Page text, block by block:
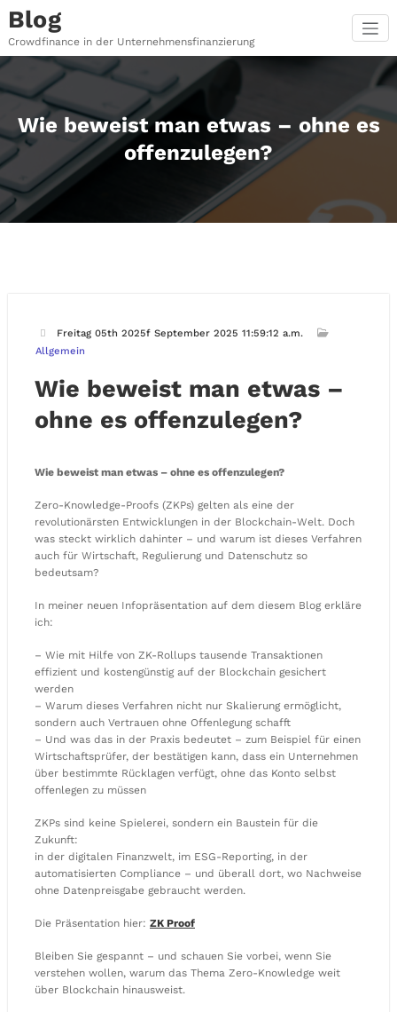
Inhalt
springen
Blog
Crowdfinance in der Unternehmensfinanzierung
Wie beweist man etwas – ohne es
offenzulegen?
Freitag 05th 2025f September 2025 11:59:12 a.m.
Allgemein
Wie beweist man etwas –
ohne es offenzulegen?
Wie beweist man etwas – ohne es offenzulegen?
Zero-Knowledge-Proofs (ZKPs) gelten als eine der
revolutionärsten Entwicklungen in der Blockchain-Welt. Doch
was steckt wirklich dahinter – und warum ist dieses Verfahren
auch für Wirtschaft, Regulierung und Datenschutz so
bedeutsam?
In meiner neuen Infopräsentation auf dem diesem Blog erkläre
ich:
– Wie mit Hilfe von ZK-Rollups tausende Transaktionen
effizient und kostengünstig auf der Blockchain gesichert
werden
– Warum dieses Verfahren nicht nur Skalierung ermöglicht,
sondern auch Vertrauen ohne Offenlegung schafft
– Und was das in der Praxis bedeutet – zum Beispiel für einen
Wirtschaftsprüfer, der bestätigen kann, dass ein Unternehmen
über bestimmte Rücklagen verfügt, ohne das Konto selbst
offenlegen zu müssen
ZKPs sind keine Spielerei, sondern ein Baustein für die
Zukunft:
in der digitalen Finanzwelt, im ESG-Reporting, in der
automatisierten Compliance – und überall dort, wo Nachweise
ohne Datenpreisgabe gebraucht werden.
Die Präsentation hier: ZK Proof
Bleiben Sie gespannt – und schauen Sie vorbei, wenn Sie
verstehen wollen, warum das Thema Zero-Knowledge weit
über Blockchain hinausweist.